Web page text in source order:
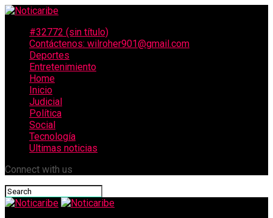
#32772 (sin título)
Contáctenos: wilroher901@gmail.com
Deportes
Entretenimiento
Home
Inicio
Judicial
Política
Social
Tecnología
Ultimas noticias
Connect with us